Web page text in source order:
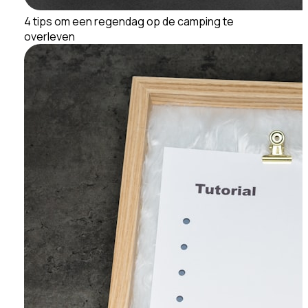
4 tips om een regendag op de camping te
overleven